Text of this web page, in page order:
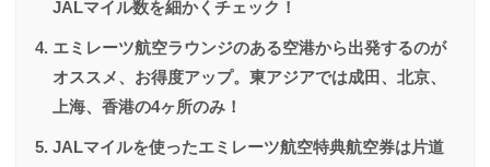
JALマイル数を細かくチェック！
エミレーツ航空ラウンジのある空港から出発するのが
オススメ、お得度アップ。東アジアでは成田、北京、
上海、香港の4ヶ所のみ！
JALマイルを使ったエミレーツ航空特典航空券は片道